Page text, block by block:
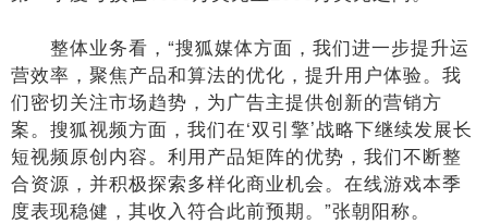
整体业务看，“搜狐媒体方面，我们进一步提升运
营效率，聚焦产品和算法的优化，提升用户体验。我
们密切关注市场趋势，为广告主提供创新的营销方
案。搜狐视频方面，我们在‘双引擎’战略下继续发展长
短视频原创内容。利用产品矩阵的优势，我们不断整
合资源，并积极探索多样化商业机会。在线游戏本季
度表现稳健，其收入符合此前预期。”张朝阳称。